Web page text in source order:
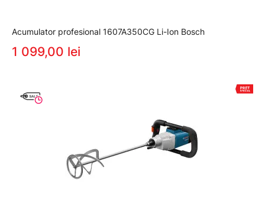
Acumulator profesional 1607A350CG Li-Ion Bosch
1 099,00 lei